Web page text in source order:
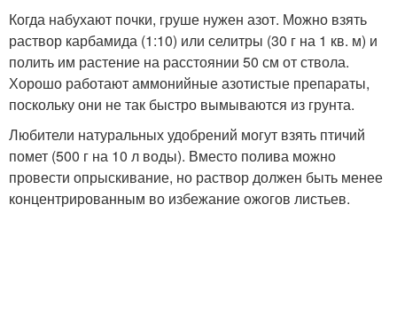
Когда набухают почки, груше нужен азот. Можно взять
раствор карбамида (1:10) или селитры (30 г на 1 кв. м) и
полить им растение на расстоянии 50 см от ствола.
Хорошо работают аммонийные азотистые препараты,
поскольку они не так быстро вымываются из грунта.
Любители натуральных удобрений могут взять птичий
помет (500 г на 10 л воды). Вместо полива можно
провести опрыскивание, но раствор должен быть менее
концентрированным во избежание ожогов листьев.